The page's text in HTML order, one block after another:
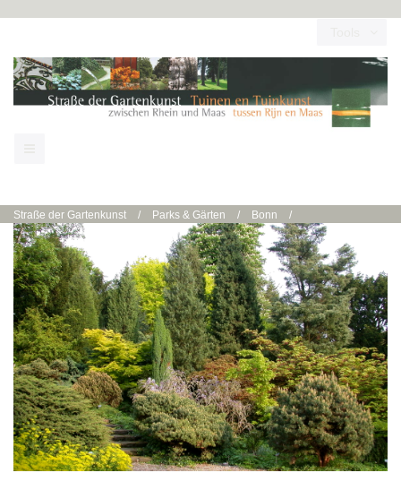
Straße der Gartenkunst / Parks & Gärten / Bonn
/
Bonn | Arboretum Park Härle